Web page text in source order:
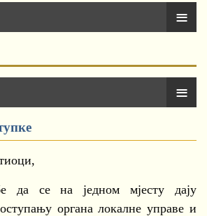
≡
≡
да се на једном мјесту дају
органа локалне управе и